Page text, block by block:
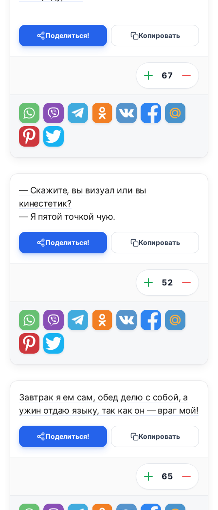
Поделиться! Копировать
67
— Скажите, вы визуал или вы
кинестетик?
— Я пятой точкой чую.
Поделиться! Копировать
52
Завтрак я ем сам, обед делю с собой, а
ужин отдаю языку, так как он — враг мой!
Поделиться! Копировать
65